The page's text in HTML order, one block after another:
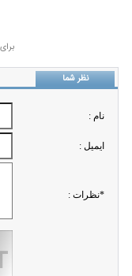
نظر شما
نام :
ايميل :
*نظرات :